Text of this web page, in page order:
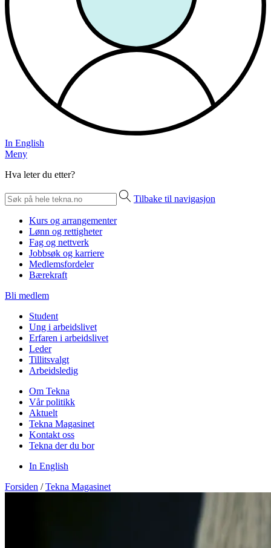
In English
Meny
Hva leter du etter?
Tilbake til navigasjon
Kurs og arrangementer
Lønn og rettigheter
Fag og nettverk
Jobbsøk og karriere
Medlemsfordeler
Bærekraft
Bli medlem
Student
Ung i arbeidslivet
Erfaren i arbeidslivet
Leder
Tillitsvalgt
Arbeidsledig
Om Tekna
Vår politikk
Aktuelt
Tekna Magasinet
Kontakt oss
Tekna der du bor
In English
Forsiden / Tekna Magasinet